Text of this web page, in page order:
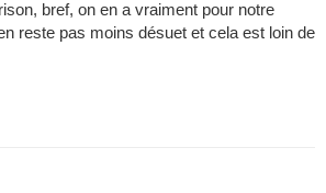
bref, on en a vraiment pour notre
reste pas moins désuet et cela est loin de